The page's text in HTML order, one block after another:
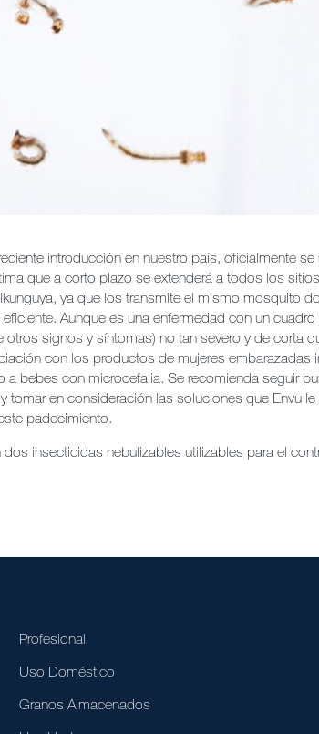
introducción en nuestro país, oficialmente
que a corto plazo se extenderá a todos los
ya que los transmite el mismo mosquito
Aunque es una enfermedad con un
otros signos y síntomas) no tan severo y de corta
con los productos de mujeres embarazadas
a bebes con microcefalia. Se recomienda seguir
tomar en consideración las soluciones que Envu le
padecimiento.
dos insecticidas nebulizables utilizables para el
Profesional
Uso Doméstico
Granos Almacenados